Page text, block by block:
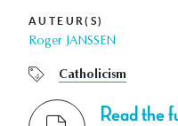
AUTEUR(S)
Roger JANSSEN
Catholicism
Read the